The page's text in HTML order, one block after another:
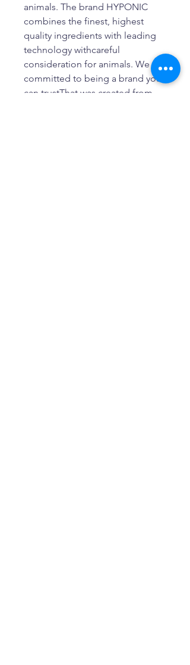
animals. The brand HYPONIC
combines the finest, highest
quality ingredients with leading
technology withcareful
consideration for animals. We are
committed to being a brand you
can trustThat was created from